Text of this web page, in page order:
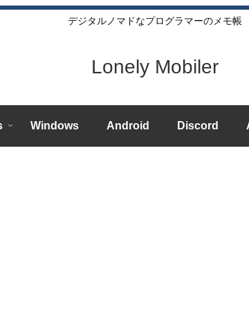
デジタルノマドなプログラマーのメモ帳
Lonely Mobiler
Windows Android Discord